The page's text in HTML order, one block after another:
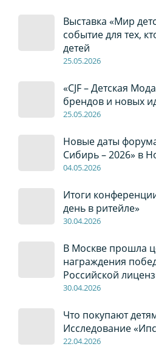
Выставка «Мир
событие для тех,
детей
25.05.2026
«CJF – Детская
брендов и новых
25.05.2026
Новые даты
Сибирь – 2026» в
04.05.2026
Итоги
день в ритейле»
30.04.2026
В Москве прошла
награждения
Российской
30.04.2026
Что покупают
Исследование
22.04.2026